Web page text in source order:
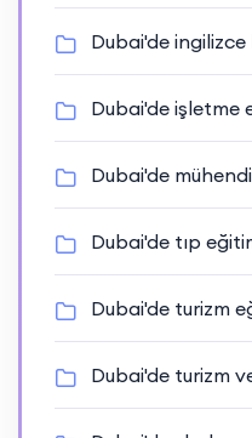
Dubai'de ingilizce
Dubai'de işletme
Dubai'de
Dubai'de tıp
Dubai'de turizm
Dubai'de turizm